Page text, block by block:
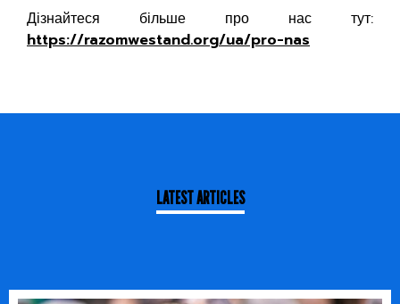
Дізнайтеся більше про нас тут:
https://razomwestand.org/ua/pro-nas
LATEST ARTICLES